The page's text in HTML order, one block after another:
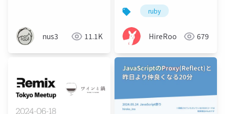
nus3 11.1K
ruby
HireRoo 679